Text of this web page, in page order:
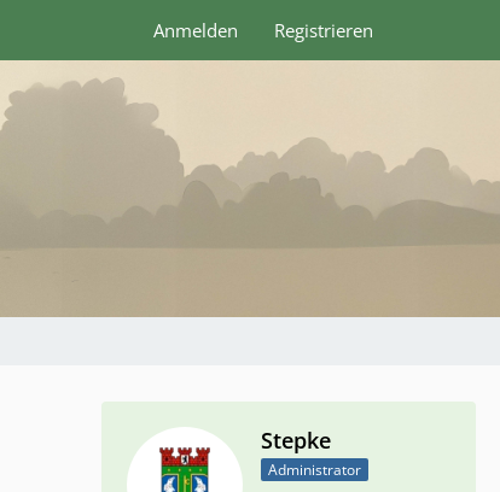
Anmelden Registrieren
Stepke
Administrator